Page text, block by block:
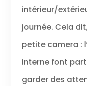
intérieur/
journée. Cela
petite camera :
interne font
garder des